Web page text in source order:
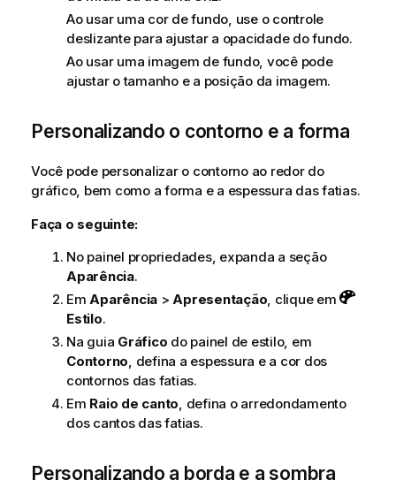
Ao usar uma cor de fundo, use o controle
deslizante para ajustar a opacidade do fundo.
Ao usar uma imagem de fundo, você pode
ajustar o tamanho e a posição da imagem.
Personalizando o contorno e a forma
Você pode personalizar o contorno ao redor do
gráfico, bem como a forma e a espessura das fatias.
Faça o seguinte:
No painel propriedades, expanda a seção
Aparência.
EmAparência >Apresentação, clique em
Estilo.
Na guia Gráfico do painel de estilo, em
Contorno, defina a espessura e a cor dos
contornos das fatias.
Em Raio de canto, defina o arredondamento
dos cantos das fatias.
Personalizando a borda e a sombra